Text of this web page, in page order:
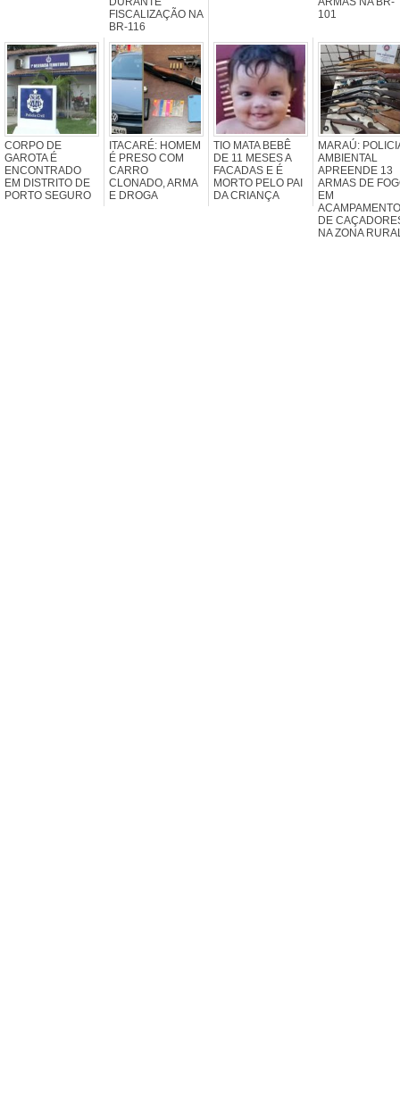
FISCALIZAÇÃO NA
BR-116
101
CORPO DE
GAROTA É
ENCONTRADO
EM DISTRITO DE
PORTO SEGURO
ITACARÉ: HOMEM
É PRESO COM
CARRO
CLONADO, ARMA
E DROGA
TIO MATA BEBÊ
DE 11 MESES A
FACADAS E É
MORTO PELO PAI
DA CRIANÇA
MARAÚ:
AMBIENTAL
APREENDE 13
ARMAS DE
EM
ACAMPAMENTO
DE
NA ZONA